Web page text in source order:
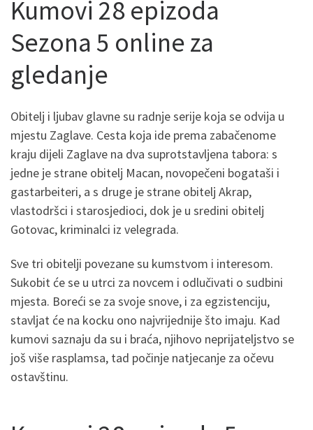
Kumovi 28 epizoda
Sezona 5 online za
gledanje
Obitelj i ljubav glavne su radnje serije koja se odvija u
mjestu Zaglave. Cesta koja ide prema zabačenome
kraju dijeli Zaglave na dva suprotstavljena tabora: s
jedne je strane obitelj Macan, novopečeni bogataši i
gastarbeiteri, a s druge je strane obitelj Akrap,
vlastodršci i starosjedioci, dok je u sredini obitelj
Gotovac, kriminalci iz velegrada.
Sve tri obitelji povezane su kumstvom i interesom.
Sukobit će se u utrci za novcem i odlučivati o sudbini
mjesta. Boreći se za svoje snove, i za egzistenciju,
stavljat će na kocku ono najvrijednije što imaju. Kad
kumovi saznaju da su i braća, njihovo neprijateljstvo se
još više rasplamsa, tad počinje natjecanje za očevu
ostavštinu.